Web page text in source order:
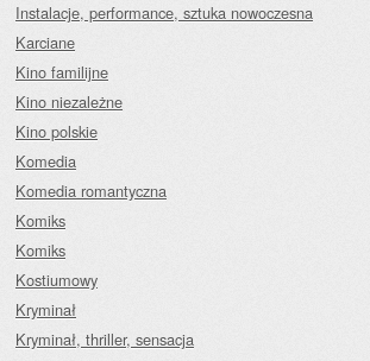
Instalacje, performance, sztuka nowoczesna
Karciane
Kino familijne
Kino niezależne
Kino polskie
Komedia
Komedia romantyczna
Komiks
Komiks
Kostiumowy
Kryminał
Kryminał, thriller, sensacja